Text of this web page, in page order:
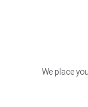
We place